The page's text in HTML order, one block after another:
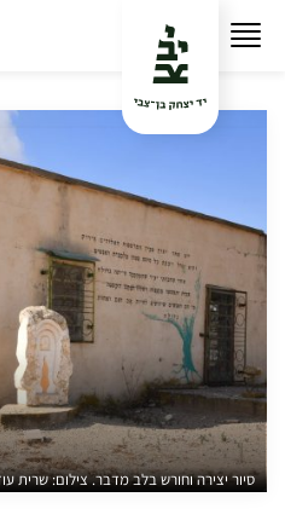
סיור יצירה וחורש בלב מדבר. צילום: שרית